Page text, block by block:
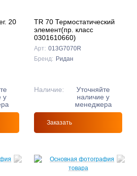
20
у
TR 70 Термостатический
элемент(пр. класс
0301610660)
Арт: 013G7070R
Бренд: Ридан
Наличие:
Уточняйте
наличие у
менеджера
Заказать